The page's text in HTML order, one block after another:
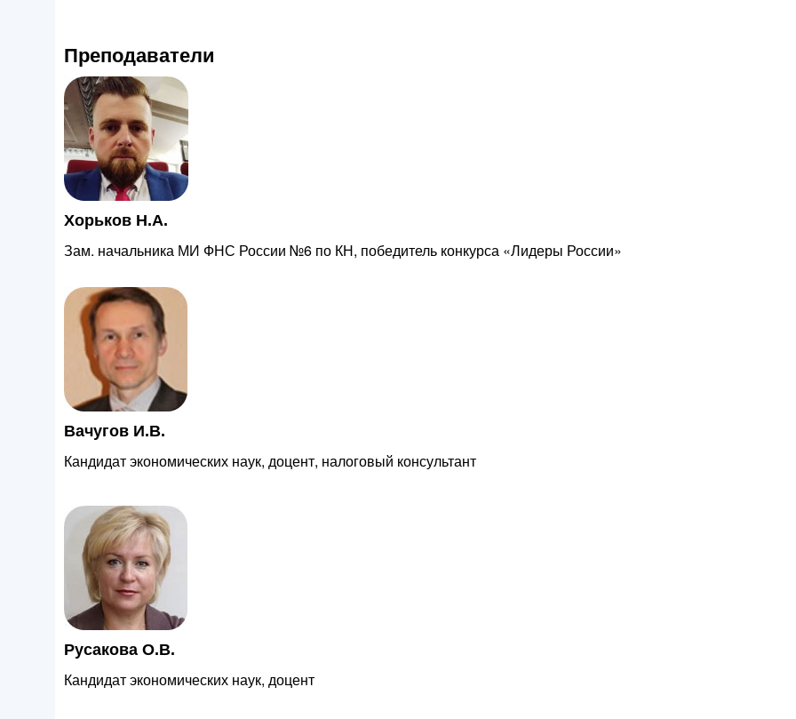
Преподаватели
Хорьков Н.А.
Зам. начальника МИ ФНС России №6 по КН, победитель конкурса «Лидеры России»
Вачугов И.В.
Кандидат экономических наук, доцент, налоговый консультант
Русакова О.В.
Кандидат экономических наук, доцент